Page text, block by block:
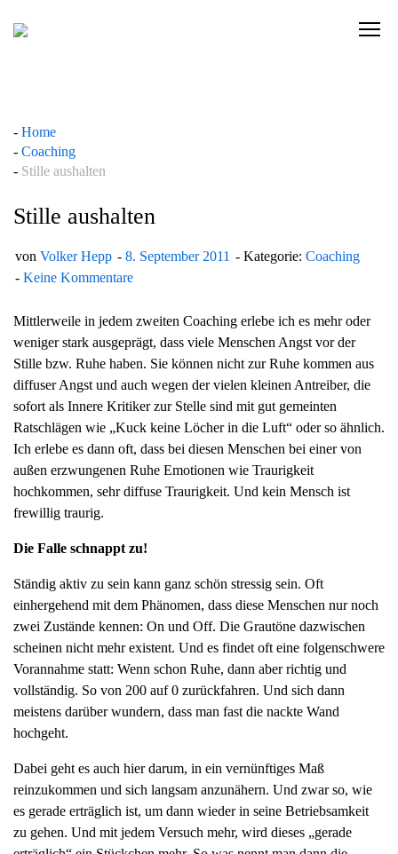
C
n
v
i
a
Home
Coaching
Stille aushalten
Stille aushalten
von Volker Hepp 8. September 2011 Kategorie: Coaching
Keine Kommentare
Mittlerweile in jedem zweiten Coaching erlebe ich es mehr oder
weniger stark ausgeprägt, dass viele Menschen Angst vor der
Stille bzw. Ruhe haben. Sie können nicht zur Ruhe kommen aus
diffuser Angst und auch wegen der vielen kleinen Antreiber, die
sofort als Innere Kritiker zur Stelle sind mit gut gemeinten
Ratschlägen wie „Kuck keine Löcher in die Luft“ oder so ähnlich.
Ich erlebe es dann oft, dass bei diesen Menschen bei einer von
außen erzwungenen Ruhe Emotionen wie Traurigkeit
hochkommen, sehr diffuse Traurigkeit. Und kein Mensch ist
frewillig traurig.
Die Falle schnappt zu!
Ständig aktiv zu sein kann ganz schön stressig sein. Oft
einhergehend mit dem Phänomen, dass diese Menschen nur noch
zwei Zustände kennen: On und Off. Die Grautöne dazwischen
scheinen nicht mehr existent. Und es findet oft eine folgenschwere
Vorannahme statt: Wenn schon Ruhe, dann aber richtig und
vollständig. So von 200 auf 0 zurückfahren. Und sich dann
meistens darüber wundern, dass man fast die nackte Wand
hochgeht.
Dabei geht es auch hier darum, in ein vernünftiges Maß
reinzukommen und sich langsam anzunähern. Und zwar so, wie
es gerade erträglich ist, um dann wieder in seine Betriebsamkeit
zu gehen. Und mit jedem Versuch mehr, wird dieses „gerade